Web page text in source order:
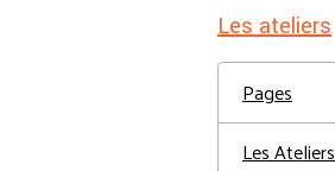
Les ateliers
Pages
Les